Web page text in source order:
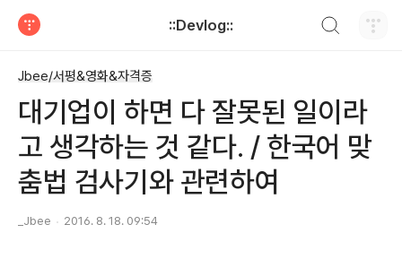
::Devlog::
Jbee/서평&영화&자격증
대기업이 하면 다 잘못된 일이라
고 생각하는 것 같다. / 한국어 맞
춤법 검사기와 관련하여
_Jbee 2016. 8. 18. 09:54